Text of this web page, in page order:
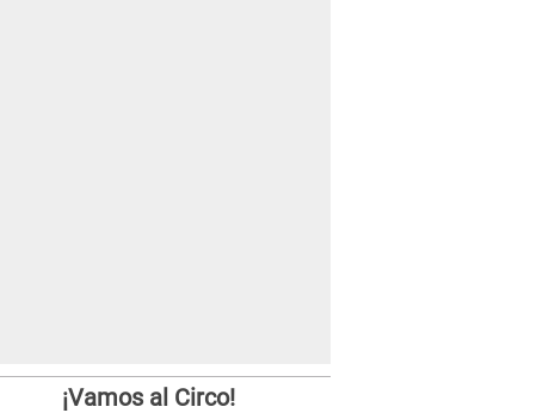
¡Vamos al Circo!